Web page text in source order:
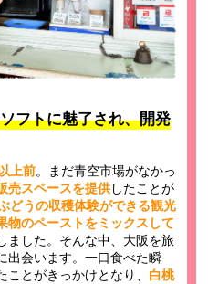
フトに魅了され、開発
上前。まだ青空市場がなかっ
売スペースを提供したことが
どうの収穫体験ができる観光
物のペーストをミックスして
ました。そんな中、大阪を旅
出会います。一口食べた瞬
とがきっかけとなり、 白桃